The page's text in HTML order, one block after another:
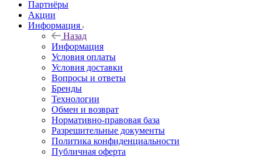
Партнёры
Акции
Информация
Назад
Информация
Условия оплаты
Условия доставки
Вопросы и ответы
Бренды
Технологии
Обмен и возврат
Нормативно-правовая база
Разрешительные документы
Политика конфиденциальности
Публичная оферта